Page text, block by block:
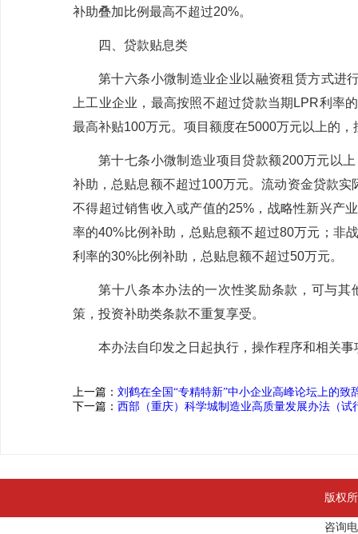
补助叠加比例最高不超过20%。
四、贷款贴息类
第十六条小微制造业企业以融资租赁方式进
上工业企业，最高按照不超过贷款当期 LPR利率的
最高补贴100万元。项目额度在5000万元以上的，
第十七条小微制造业项目贷款额200万元以
补助，总贴息额不超过100万元。流动资金贷款实
不得超过销售收入或产值的25% ，战略性新兴产
率的40%比例补助，总贴息额不超过80万元；非
利率的30%比例补助，总贴息额不超过50万元。
第十八条本办法的一次性奖励条款，可与其
策，投资补助类条款不重复享受。
本办法自印发之日起执行，操作程序和相关
上一篇： 刘鹤在全国“专精特新”中小企业高峰论坛上的致
下一篇： 西部（重庆）科学城制造业高质量发展办法（试
版权
咨询